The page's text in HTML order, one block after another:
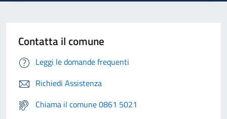
Contatta il comune
Leggi le domande frequenti
Richiedi Assistenza
Chiama il comune 0861 5021